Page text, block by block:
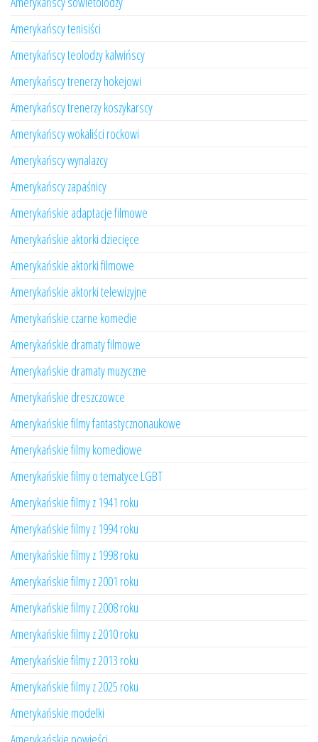
Amerykańscy tenisiści
Amerykańscy teolodzy kalwińscy
Amerykańscy trenerzy hokejowi
Amerykańscy trenerzy koszykarscy
Amerykańscy wokaliści rockowi
Amerykańscy wynalazcy
Amerykańscy zapaśnicy
Amerykańskie adaptacje filmowe
Amerykańskie aktorki dziecięce
Amerykańskie aktorki filmowe
Amerykańskie aktorki telewizyjne
Amerykańskie czarne komedie
Amerykańskie dramaty filmowe
Amerykańskie dramaty muzyczne
Amerykańskie dreszczowce
Amerykańskie filmy fantastycznonaukowe
Amerykańskie filmy komediowe
Amerykańskie filmy o tematyce LGBT
Amerykańskie filmy z 1941 roku
Amerykańskie filmy z 1994 roku
Amerykańskie filmy z 1998 roku
Amerykańskie filmy z 2001 roku
Amerykańskie filmy z 2008 roku
Amerykańskie filmy z 2010 roku
Amerykańskie filmy z 2013 roku
Amerykańskie filmy z 2025 roku
Amerykańskie modelki